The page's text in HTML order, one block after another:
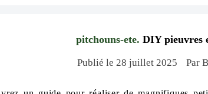
pitchouns-ete. DIY pieuvres
Publié le 28 juillet 2025 Par